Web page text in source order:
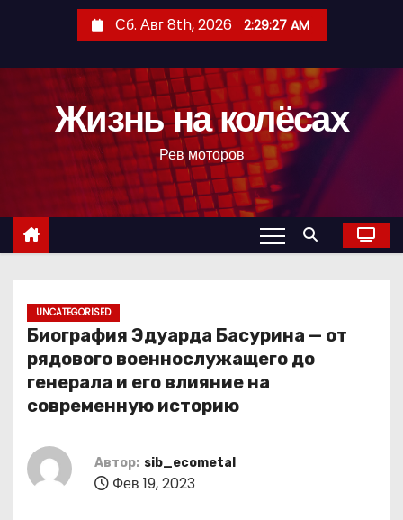
с
Сб. Авг 8th, 2026 2:29:28 AM
Жизнь на колёсах
Рев моторов
UNCATEGORISED
Биография Эдуарда Басурина — от
рядового военнослужащего до
генерала и его влияние на
современную историю
Автор: sib_ecometal
Фев 19, 2023